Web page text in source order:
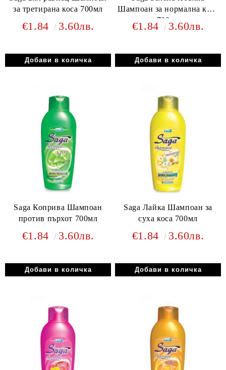
за третирана коса 700мл
€1.84 3.60лв.
Шампоан за нормална коса
700мл
€1.84 3.60лв.
Saga Коприва Шампоан
против пърхот 700мл
€1.84 3.60лв.
Saga Лайка Шампоан за
суха коса 700мл
€1.84 3.60лв.